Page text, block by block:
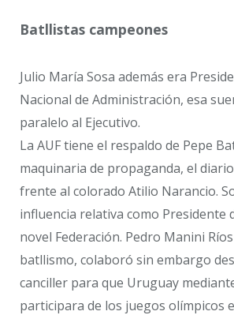
Batllistas campeones
Julio María Sosa además era
Nacional de Administración, esa
paralelo al Ejecutivo.
La AUF tiene el respaldo de Pepe
maquinaria de propaganda, el
frente al colorado Atilio Narancio.
influencia relativa como Presidente
novel Federación. Pedro Manini
batllismo, colaboró sin embargo
canciller para que Uruguay
participara de los juegos olímpicos